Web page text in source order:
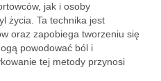
jak i osoby
życia. Ta technika jest
oraz zapobiega tworzeniu się
powodować ból i
tej metody przynosi